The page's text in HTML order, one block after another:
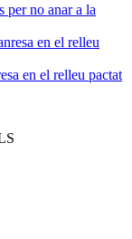
per no anar a la
en el relleu pactat